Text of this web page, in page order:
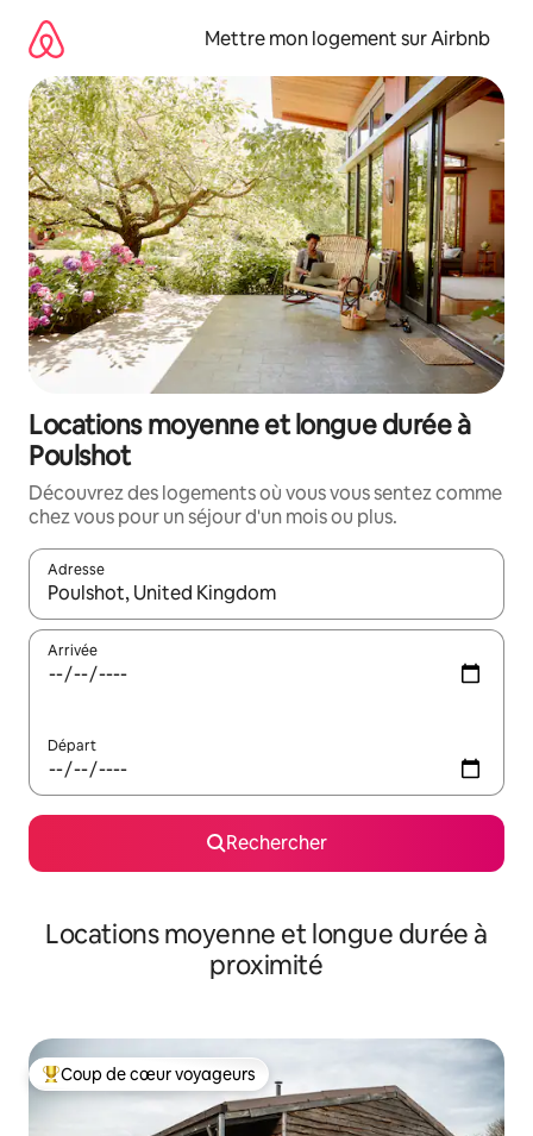
directement
contenu
Mettre mon logement sur Airbnb
Locations moyenne et longue durée à
Poulshot
Découvrez des logements où vous vous sentez comme
chez vous pour un séjour d'un mois ou plus.
Adresse
Lorsque les résultats s'affichent, utilisez les flèches vers le
Arrivée
Départ
Rechercher
Locations moyenne et longue durée à
proximité
Coups de cœur voyageurs les plus appréciés
Coup de cœur voyageurs